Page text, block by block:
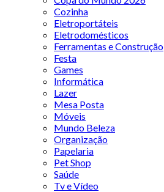
Cozinha
Eletroportáteis
Eletrodomésticos
Ferramentas e Construção
Festa
Games
Informática
Lazer
Mesa Posta
Móveis
Mundo Beleza
Organização
Papelaria
Pet Shop
Saúde
Tv e Vídeo